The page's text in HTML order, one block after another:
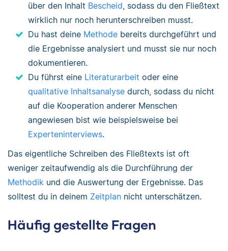
über den Inhalt Bescheid, sodass du den Fließtext
wirklich nur noch herunterschreiben musst.
Du hast deine Methode bereits durchgeführt und
die Ergebnisse analysiert und musst sie nur noch
dokumentieren.
Du führst eine Literaturarbeit oder eine
qualitative Inhaltsanalyse durch, sodass du nicht
auf die Kooperation anderer Menschen
angewiesen bist wie beispielsweise bei
Experteninterviews.
Das eigentliche Schreiben des Fließtexts ist oft
weniger zeitaufwendig als die Durchführung der
Methodik und die Auswertung der Ergebnisse. Das
solltest du in deinem Zeitplan nicht unterschätzen.
Häufig gestellte Fragen